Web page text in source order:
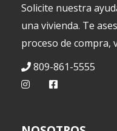
Solicite nuestra
una vivienda. Te
proceso de compra,
809-861-5555